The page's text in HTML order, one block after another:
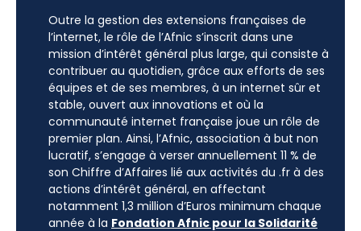
Outre la gestion des extensions françaises de
l’internet, le rôle de l’Afnic s’inscrit dans une
mission d’intérêt général plus large, qui consiste à
contribuer au quotidien, grâce aux efforts de ses
équipes et de ses membres, à un internet sûr et
stable, ouvert aux innovations et où la
communauté internet française joue un rôle de
premier plan. Ainsi, l’Afnic, association à but non
lucratif, s’engage à verser annuellement 11 % de
son Chiffre d’Affaires lié aux activités du .fr à des
actions d’intérêt général, en affectant
notamment 1,3 million d’Euros minimum chaque
année à la Fondation Afnic pour la Solidarité